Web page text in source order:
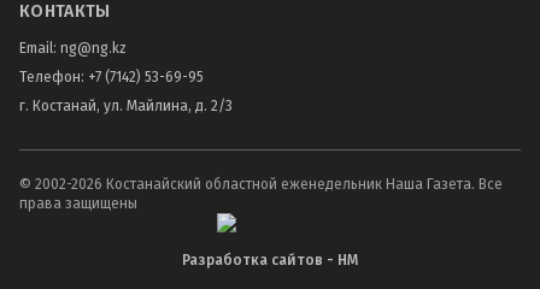
КОНТАКТЫ
Email: ng@ng.kz
Телефон: +7 (7142) 53-69-95
г. Костанай, ул. Майлина, д. 2/3
© 2002-2026 Костанайский областной еженедельник Наша Газета. Все
права защищены
Разработка сайтов - НМ